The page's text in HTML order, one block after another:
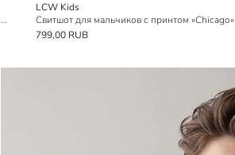
Пуховое пальто для мальчиков с воротником-стойкой и стеганой отделкой
LCW Kids
Свитшот для мальчиков с принтом «Chicago»
799,00 RUB